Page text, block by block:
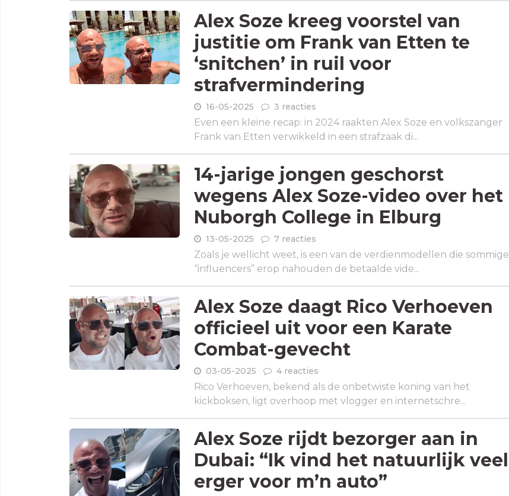
Alex Soze kreeg voorstel van
justitie om Frank van Etten te
‘snitchen’ in ruil voor
strafvermindering
16-05-2025 3 reacties
Even een kleine recap: in 2024 raakten Alex Soze en volkszanger
Frank van Etten verwikkeld in een strafzaak di...
14-jarige jongen geschorst
wegens Alex Soze-video over het
Nuborgh College in Elburg
13-05-2025 7 reacties
Zoals je wellicht weet, is een van de verdienmodellen die sommige
“influencers” erop nahouden de betaalde vide...
Alex Soze daagt Rico Verhoeven
officieel uit voor een Karate
Combat-gevecht
03-05-2025 4 reacties
Rico Verhoeven, bekend als de onbetwiste koning van het
kickboksen, ligt overhoop met vlogger en internetschre...
Alex Soze rijdt bezorger aan in
Dubai: “Ik vind het natuurlijk veel
erger voor m’n auto”